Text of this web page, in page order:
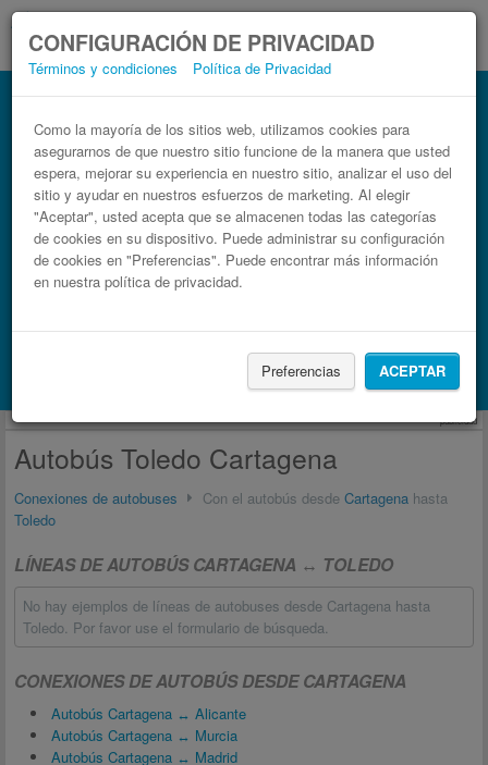
CONFIGURACIÓN DE PRIVACIDAD
Términos y condiciones Política de Privacidad
Como la mayoría de los sitios web, utilizamos cookies para
asegurarnos de que nuestro sitio funcione de la manera que usted
espera, mejorar su experiencia en nuestro sitio, analizar el uso del
sitio y ayudar en nuestros esfuerzos de marketing. Al elegir
"Aceptar", usted acepta que se almacenen todas las categorías
de cookies en su dispositivo. Puede administrar su configuración
de cookies en "Preferencias". Puede encontrar más información
en nuestra política de privacidad.
Preferencias ACEPTAR
Autobús Cartagena Toledo
Billetes de autobuses en solo 3 pasos
Busca también alojamiento con Booking.com
publicidad
Autobús Toledo Cartagena
Conexiones de autobuses Con el autobús desde Cartagena hasta
Toledo
LÍNEAS DE AUTOBÚS CARTAGENA ↔ TOLEDO
No hay ejemplos de líneas de autobuses desde Cartagena hasta
Toledo. Por favor use el formulario de búsqueda.
CONEXIONES DE AUTOBÚS DESDE CARTAGENA
Autobús Cartagena ↔ Alicante
Autobús Cartagena ↔ Murcia
Autobús Cartagena ↔ Madrid